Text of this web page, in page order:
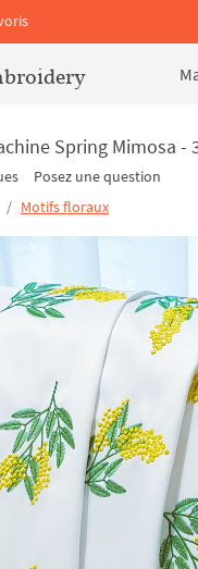
Spring Mimosa -
Posez une question
Motifs floraux